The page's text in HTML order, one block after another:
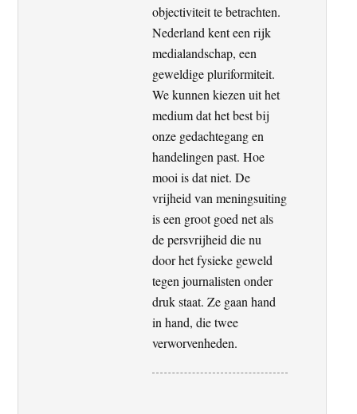
objectiviteit te betrachten.
Nederland kent een rijk
medialandschap, een
geweldige pluriformiteit.
We kunnen kiezen uit het
medium dat het best bij
onze gedachtegang en
handelingen past. Hoe
mooi is dat niet. De
vrijheid van meningsuiting
is een groot goed net als
de persvrijheid die nu
door het fysieke geweld
tegen journalisten onder
druk staat. Ze gaan hand
in hand, die twee
verworvenheden.